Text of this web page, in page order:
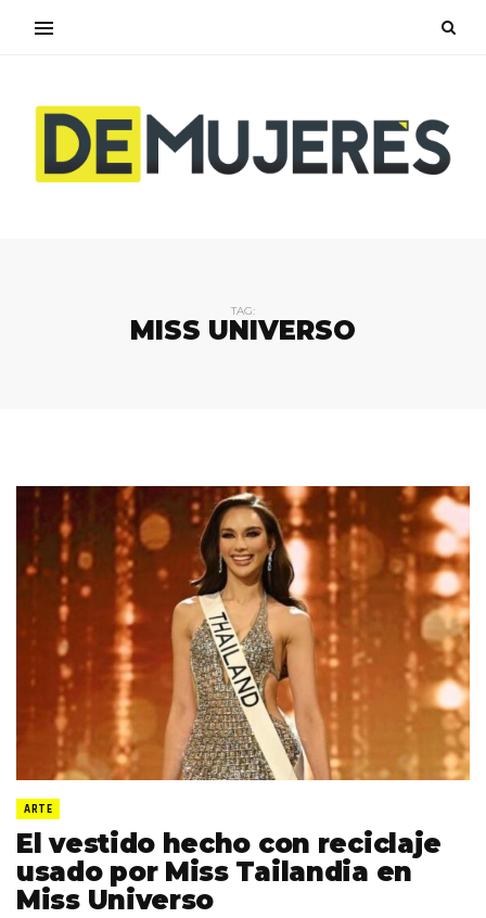
TAG:
MISS UNIVERSO
ARTE
El vestido hecho con reciclaje
usado por Miss Tailandia en
Miss Universo